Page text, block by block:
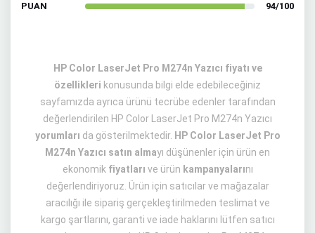
PUAN 94/100
HP Color LaserJet Pro M274n Yazıcı fiyatı ve
özellikleri konusunda bilgi elde edebileceğiniz
sayfamızda ayrıca ürünü tecrübe edenler tarafından
değerlendirilen HP Color LaserJet Pro M274n Yazıcı
yorumları da gösterilmektedir. HP Color LaserJet Pro
M274n Yazıcı satın almayı düşünenler için ürün en
ekonomik fiyatları ve ürün kampanyalarını
değerlendiriyoruz. Ürün için satıcılar ve mağazalar
aracılığı ile sipariş gerçekleştirilmeden teslimat ve
kargo şartlarını, garanti ve iade haklarını lütfen satıcı